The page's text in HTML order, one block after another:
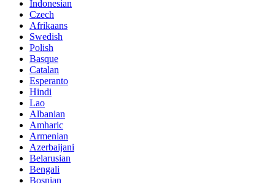
Indonesian
Czech
Afrikaans
Swedish
Polish
Basque
Catalan
Esperanto
Hindi
Lao
Albanian
Amharic
Armenian
Azerbaijani
Belarusian
Bengali
Bosnian